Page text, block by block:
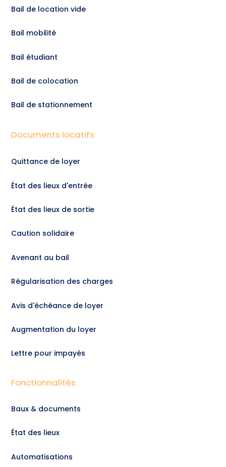
Bail de location vide
Bail mobilité
Bail étudiant
Bail de colocation
Bail de stationnement
Documents locatifs
Quittance de loyer
État des lieux d'entrée
État des lieux de sortie
Caution solidaire
Avenant au bail
Régularisation des charges
Avis d'échéance de loyer
Augmentation du loyer
Lettre pour impayés
Fonctionnalités
Baux & documents
État des lieux
Automatisations